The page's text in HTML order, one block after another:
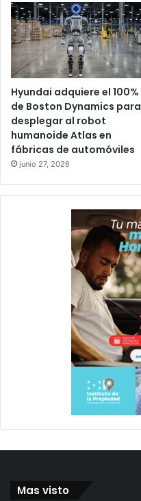
Hyundai adquiere el 100%
de Boston Dynamics para
desplegar al robot
humanoide Atlas en
fábricas de automóviles
junio 27, 2026
Mas visto